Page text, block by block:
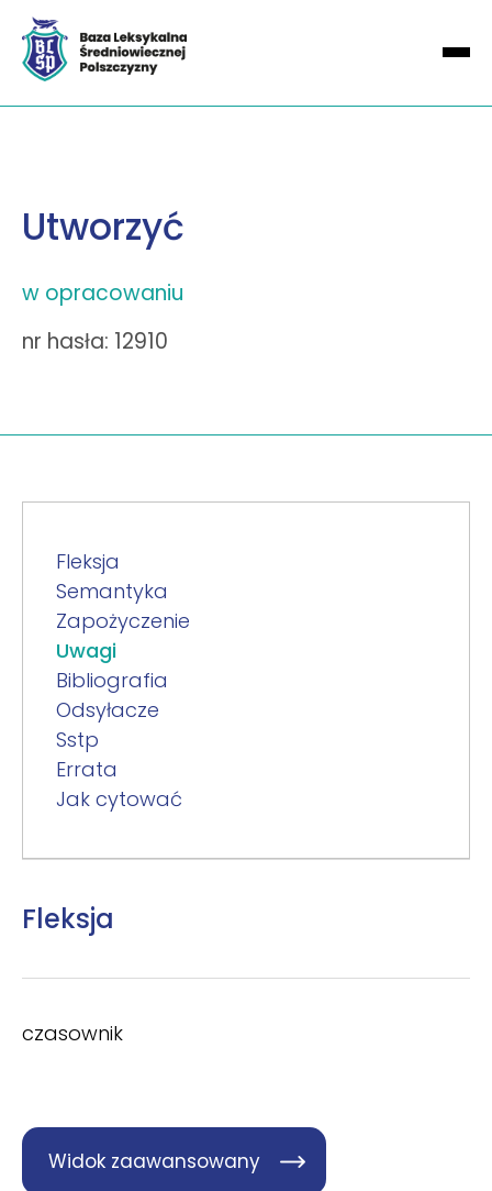
Utworzyć
w opracowaniu
nr hasła: 12910
Fleksja
Semantyka
Zapożyczenie
Uwagi
Bibliografia
Odsyłacze
Sstp
Errata
Jak cytować
Fleksja
czasownik
Widok zaawansowany